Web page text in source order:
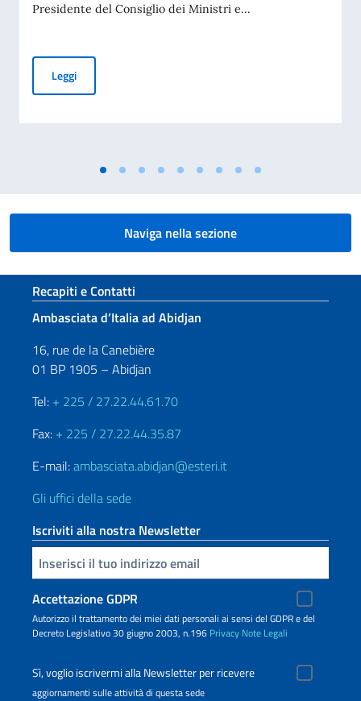
Presidente del Consiglio dei Ministri e...
LeggiGiornata nazionale del sacrificio del lavoro italiano nel
Naviga nella sezione
Sezione footer
Recapiti e Contatti
Ambasciata d’Italia ad Abidjan
16, rue de la Canebière
01 BP 1905 – Abidjan
Tel: + 225 / 27.22.44.61.70
Fax: + 225 / 27.22.44.35.87
E-mail:ambasciata.abidjan@esteri.it
Gli uffici della sede
Iscriviti alla nostra Newsletter
Inserisci la tua email
Accettazione GDPR
Autorizzo il trattamento dei miei dati personali ai sensi del GDPR e del
Decreto Legislativo 30 giugno 2003, n.196 Privacy Note Legali
Sì, voglio iscrivermi alla Newsletter per ricevere
aggiornamenti sulle attività di questa sede